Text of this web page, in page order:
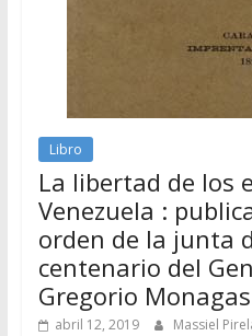
Libro
La libertad de los
Venezuela :
orden de la junta
centenario del
Gregorio
abril 12, 2019 Massiel